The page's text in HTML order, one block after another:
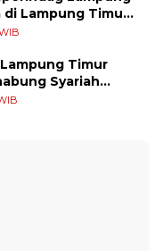
di Lampung Timur,
Pengawasan
Timur
Syariah
ke Tanah Suci